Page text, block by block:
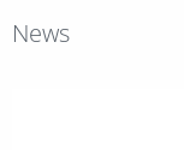
News